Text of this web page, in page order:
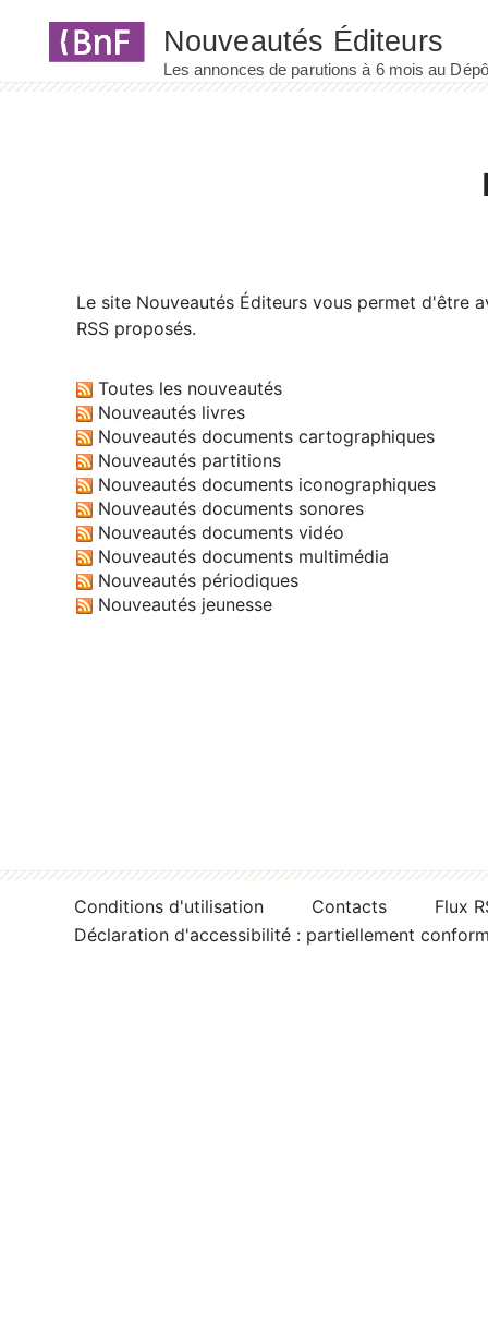
Le site Nouveautés Éditeurs vous permet d'être
RSS proposés.
Toutes les nouveautés
Nouveautés livres
Nouveautés documents cartographiques
Nouveautés partitions
Nouveautés documents iconographiques
Nouveautés documents sonores
Nouveautés documents vidéo
Nouveautés documents multimédia
Nouveautés périodiques
Nouveautés jeunesse
Conditions d'utilisation Contacts
Flux
Déclaration d'accessibilité : partiellement